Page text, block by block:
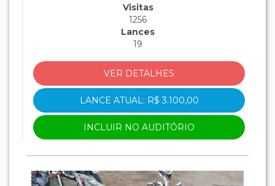
JC30E13278794.Visitas
1256
Lances
19
VER DETALHES
LANCE ATUAL: R$ 3.100,00
INCLUIR NO AUDITÓRIO